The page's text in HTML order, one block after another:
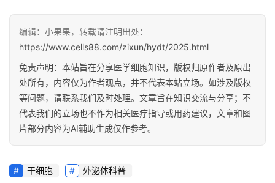
编辑：小果果，转载请注明出处：
https://www.cells88.com/zixun/hydt/2025.html
免责声明：本站旨在分享医学细胞知识，版权归原作者及原出
处所有，内容仅为作者观点，并不代表本站立场。如涉及版权
等问题，请联系我们及时处理。文章旨在知识交流与分享；不
代表我们的立场也不作为相关医疗指导或用药建议，文章和图
片部分内容为AI辅助生成仅作参考。
干细胞 外泌体科普